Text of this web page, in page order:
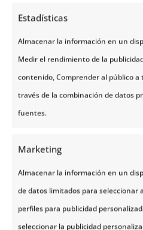
Estadísticas
Almacenar la información en un
Medir el rendimiento de la
contenido, Comprender al público a
través de la combinación de datos
fuentes.
Marketing
Almacenar la información en un
de datos limitados para seleccionar
perfiles para publicidad
seleccionar la publicidad